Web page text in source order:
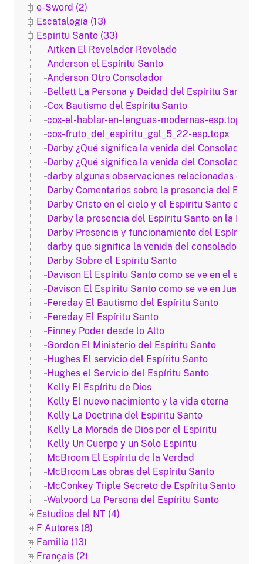
e-Sword (2)
Escatalogía (13)
Espiritu Santo (33)
Aitken El Revelador Revelado
Anderson el Espíritu Santo
Anderson Otro Consolador
Bellett La Persona y Deidad del Espíritu Santo
Cox Bautismo del Espíritu Santo
cox-el-hablar-en-lenguas-modernas-esp.topx
cox-fruto_del_espiritu_gal_5_22-esp.topx
Darby ¿Qué significa la venida del Consolador?
Darby ¿Qué significa la venida del Consolador?
darby algunas observaciones relacionadas con
Darby Comentarios sobre la presencia del
Darby Cristo en el cielo y el Espíritu Santo
Darby la presencia del Espíritu Santo en la
Darby Presencia y funcionamiento del Espíritu
darby que significa la venida del consolador
Darby Sobre el Espíritu Santo
Davison El Espíritu Santo como se ve en el
Davison El Espíritu Santo como se ve en Juan
Fereday El Bautismo del Espíritu Santo
Fereday El Espíritu Santo
Finney Poder desde lo Alto
Gordon El Ministerio del Espíritu Santo
Hughes El servicio del Espíritu Santo
Hughes el Servicio del Espíritu Santo
Kelly El Espíritu de Dios
Kelly El nuevo nacimiento y la vida eterna
Kelly La Doctrina del Espíritu Santo
Kelly La Morada de Dios por el Espíritu
Kelly Un Cuerpo y un Solo Espíritu
McBroom El Espíritu de la Verdad
McBroom Las obras del Espíritu Santo
McConkey Triple Secreto de Espíritu Santo
Walvoord La Persona del Espíritu Santo
Estudios del NT (4)
F Autores (8)
Familia (13)
Français (2)